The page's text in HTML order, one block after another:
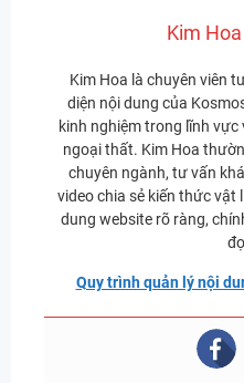
Kim
Kim Hoa là chuyên viên
diện nội dung của
kinh nghiệm trong lĩnh
ngoại thất. Kim Hoa
chuyên ngành, tư vấn
video chia sẻ kiến thức vật
dung website rõ ràng,
Quy trình quản lý nội